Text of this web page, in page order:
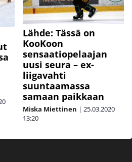
Lähde: Tässä on
KooKoon
sensaatiopelaajan
uusi seura – ex-
liigavahti
suuntaamassa
samaan paikkaan
Miska Miettinen | 25.03.2020
13:20